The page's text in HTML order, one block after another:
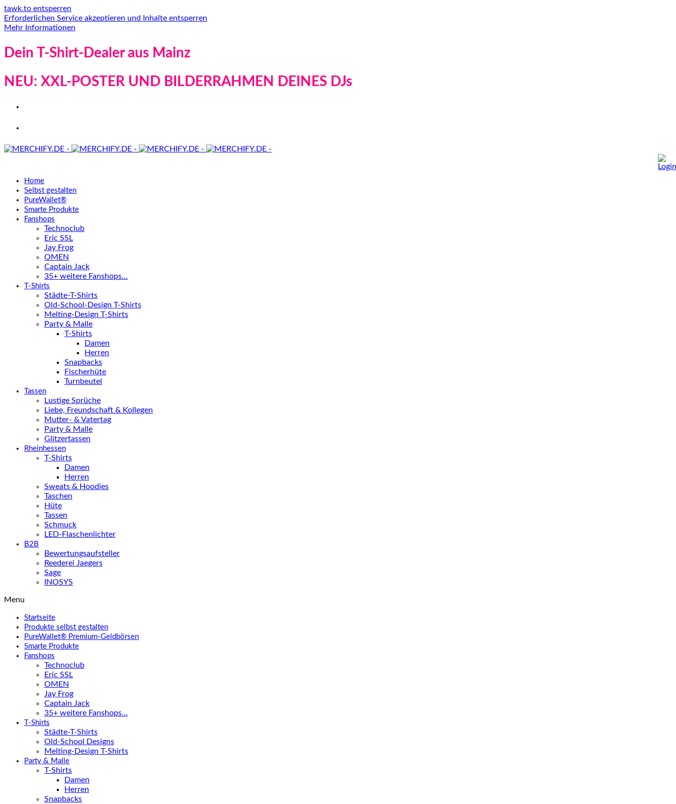
tawk.to entsperren
Erforderlichen Service akzeptieren und Inhalte entsperren
Mehr Informationen
Dein T-Shirt-Dealer aus Mainz
NEU: XXL-POSTER UND BILDERRAHMEN DEINES DJs
Home
Selbst gestalten
PureWallet®
Smarte Produkte
Fanshops
Technoclub
Eric SSL
Jay Frog
OMEN
Captain Jack
35+ weitere Fanshops…
T-Shirts
Städte-T-Shirts
Old-School-Design T-Shirts
Melting-Design T-Shirts
Party & Malle
T-Shirts
Damen
Herren
Snapbacks
Fischerhüte
Turnbeutel
Tassen
Lustige Sprüche
Liebe, Freundschaft & Kollegen
Mutter- & Vatertag
Party & Malle
Glitzertassen
Rheinhessen
T-Shirts
Damen
Herren
Sweats & Hoodies
Taschen
Hüte
Tassen
Schmuck
LED-Flaschenlichter
B2B
Bewertungsaufsteller
Reederei Jaegers
Sage
INOSYS
Menu
Startseite
Produkte selbst gestalten
PureWallet® Premium-Geldbörsen
Smarte Produkte
Fanshops
Technoclub
Eric SSL
OMEN
Jay Frog
Captain Jack
35+ weitere Fanshops…
T-Shirts
Städte-T-Shirts
Old-School Designs
Melting-Design T-Shirts
Party & Malle
T-Shirts
Damen
Herren
Snapbacks